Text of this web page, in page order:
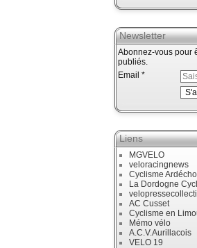
Newsletter
Abonnez-vous pour
publiés.
Email
Liens
MGVELO
veloracingnews
Cyclisme
La Dordogne
AC Cusset
Cyclisme en
Mémo vélo
A.C.V.Aurillacois
VELO 19